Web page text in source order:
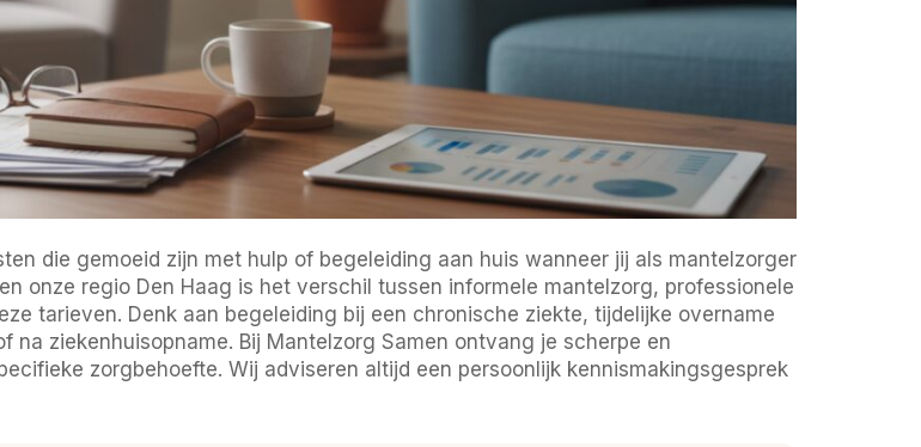
die gemoeid zijn met hulp of begeleiding aan huis wanneer jij als mantelzorger
onze regio Den Haag is het verschil tussen informele mantelzorg, professionele
tarieven. Denk aan begeleiding bij een chronische ziekte, tijdelijke overname
ziekenhuisopname. Bij Mantelzorg Samen ontvang je scherpe en
zorgbehoefte. Wij adviseren altijd een persoonlijk kennismakingsgesprek